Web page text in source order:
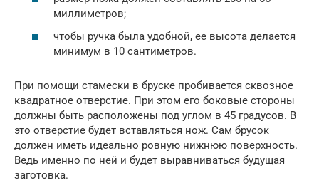
миллиметров;
чтобы ручка была удобной, ее высота делается
минимум в 10 сантиметров.
При помощи стамески в бруске пробивается сквозное
квадратное отверстие. При этом его боковые стороны
должны быть расположены под углом в 45 градусов. В
это отверстие будет вставляться нож. Сам брусок
должен иметь идеально ровную нижнюю поверхность.
Ведь именно по ней и будет выравниваться будущая
заготовка.